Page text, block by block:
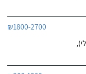
₪1800-2700